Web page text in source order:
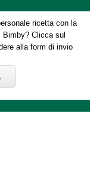
ricetta con la
Clicca sul
alla form di invio